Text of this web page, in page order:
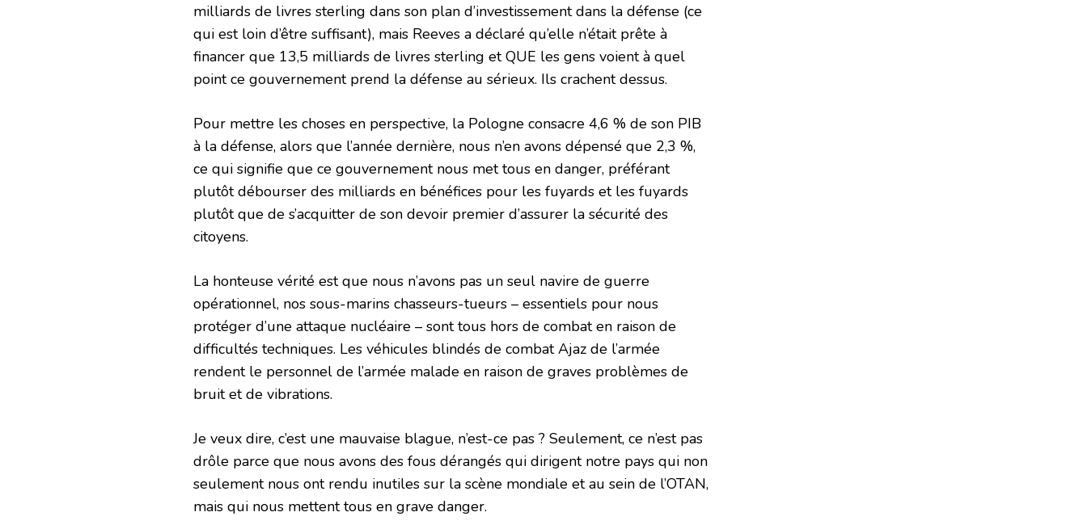
milliards de livres sterling dans son plan d’investissement dans la défense (ce
qui est loin d’être suffisant), mais Reeves a déclaré qu’elle n’était prête à
financer que 13,5 milliards de livres sterling et QUE les gens voient à quel
point ce gouvernement prend la défense au sérieux. Ils crachent dessus.
Pour mettre les choses en perspective, la Pologne consacre 4,6 % de son PIB
à la défense, alors que l’année dernière, nous n’en avons dépensé que 2,3 %,
ce qui signifie que ce gouvernement nous met tous en danger, préférant
plutôt débourser des milliards en bénéfices pour les fuyards et les fuyards
plutôt que de s’acquitter de son devoir premier d’assurer la sécurité des
citoyens.
La honteuse vérité est que nous n’avons pas un seul navire de guerre
opérationnel, nos sous-marins chasseurs-tueurs – essentiels pour nous
protéger d’une attaque nucléaire – sont tous hors de combat en raison de
difficultés techniques. Les véhicules blindés de combat Ajaz de l’armée
rendent le personnel de l’armée malade en raison de graves problèmes de
bruit et de vibrations.
Je veux dire, c’est une mauvaise blague, n’est-ce pas ? Seulement, ce n’est pas
drôle parce que nous avons des fous dérangés qui dirigent notre pays qui non
seulement nous ont rendu inutiles sur la scène mondiale et au sein de l’OTAN,
mais qui nous mettent tous en grave danger.